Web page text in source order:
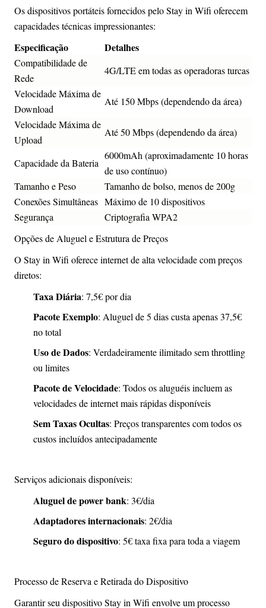
Os dispositivos portáteis fornecidos pelo Stay in Wifi oferecem
capacidades técnicas impressionantes:
Especificação Detalhes
Compatibilidade de
Rede
4G/LTE em todas as operadoras turcas
Velocidade Máxima de
Download
Até 150 Mbps (dependendo da área)
Velocidade Máxima de
Upload
Até 50 Mbps (dependendo da área)
Capacidade da Bateria
6000mAh (aproximadamente 10 horas
de uso contínuo)
Tamanho e Peso
Tamanho de bolso, menos de 200g
Conexões Simultâneas Máximo de 10 dispositivos
Segurança
Criptografia WPA2
Opções de Aluguel e Estrutura de Preços
O Stay in Wifi oferece internet de alta velocidade com preços
diretos:
Taxa Diária: 7,5€ por dia
Pacote Exemplo: Aluguel de 5 dias custa apenas 37,5€
no total
Uso de Dados: Verdadeiramente ilimitado sem throttling
ou limites
Pacote de Velocidade: Todos os aluguéis incluem as
velocidades de internet mais rápidas disponíveis
Sem Taxas Ocultas: Preços transparentes com todos os
custos incluídos antecipadamente
Serviços adicionais disponíveis:
Aluguel de power bank: 3€/dia
Adaptadores internacionais: 2€/dia
Seguro do dispositivo: 5€ taxa fixa para toda a viagem
Processo de Reserva e Retirada do Dispositivo
Garantir seu dispositivo Stay in Wifi envolve um processo